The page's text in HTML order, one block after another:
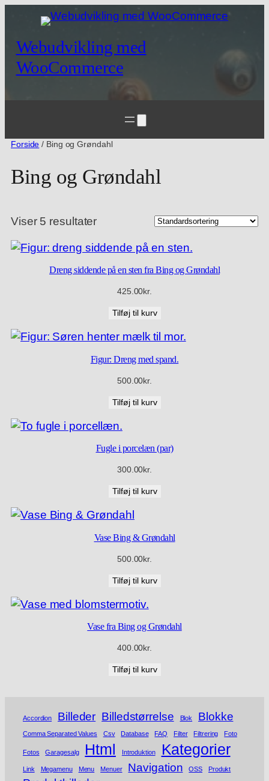
Webudvikling med
WooCommerce
Forside / Bing og Grøndahl
Bing og Grøndahl
Viser 5 resultater
Dreng siddende på en sten fra Bing og Grøndahl
425.00kr.
Tilføj til kurv
Figur: Dreng med spand.
500.00kr.
Tilføj til kurv
Fugle i porcelæn (par)
300.00kr.
Tilføj til kurv
Vase Bing & Grøndahl
500.00kr.
Tilføj til kurv
Vase fra Bing og Grøndahl
400.00kr.
Tilføj til kurv
Accordion Billeder Billedstørrelse Blok Blokke
Comma Separated Values Csv Database FAQ Filter Filtrering Foto
Fotos Garagesalg Html Introduktion Kategorier
Link Megamenu Menu Menuer Navigation OSS Produkt